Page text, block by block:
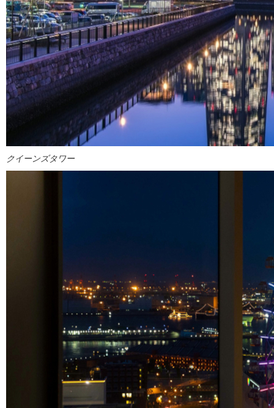
クイーンズタワー